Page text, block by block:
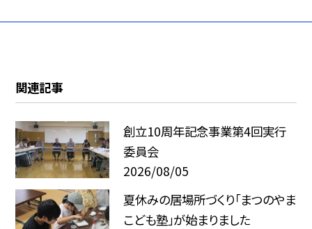
関連記事
創立10周年記念事業第4回実行
委員会
2026/08/05
夏休みの居場所づくり「まつのやま
こども塾」が始まりました